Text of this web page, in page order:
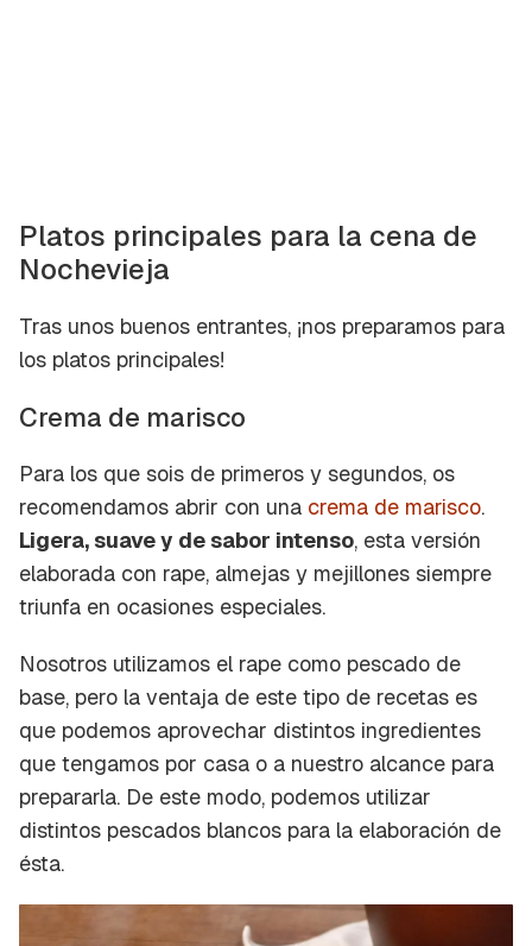
Platos principales para la cena de
Nochevieja
Tras unos buenos entrantes, ¡nos preparamos para
los platos principales!
Crema de marisco
Para los que sois de primeros y segundos, os
recomendamos abrir con una crema de marisco.
Ligera, suave y de sabor intenso, esta versión
elaborada con rape, almejas y mejillones siempre
triunfa en ocasiones especiales.
Nosotros utilizamos el rape como pescado de
base, pero la ventaja de este tipo de recetas es
que podemos aprovechar distintos ingredientes
que tengamos por casa o a nuestro alcance para
prepararla. De este modo, podemos utilizar
distintos pescados blancos para la elaboración de
ésta.